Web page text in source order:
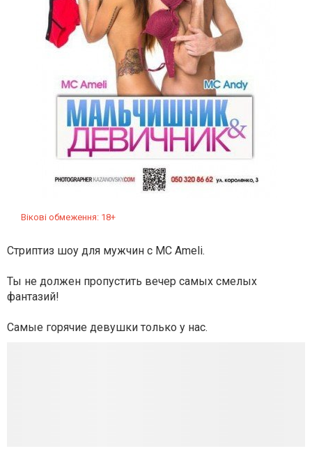
Вікові обмеження: 18+
Cтриптиз шоу для мужчин c MC Ameli.
Ты не должен пропустить вечер самых смелых
фантазий!
Cамые горячие девушки только у нас.